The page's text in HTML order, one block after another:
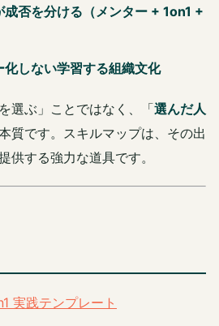
否を分ける（メンター + 1on1 +
しない学習する組織文化
選ぶ」ことではなく、「選んだ人
質です。スキルマップは、その出
供する強力な道具です。
実践テンプレート